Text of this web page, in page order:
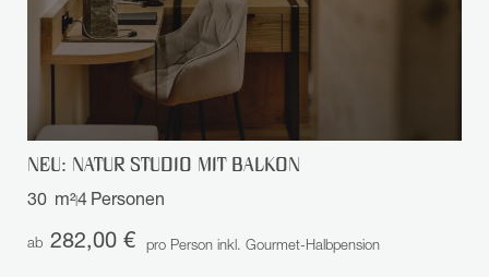
NEU: NATUR STUDIO MIT BALKON
30 m²4 Personen
ab 282,00 € pro Person inkl. Gourmet-Halbpension